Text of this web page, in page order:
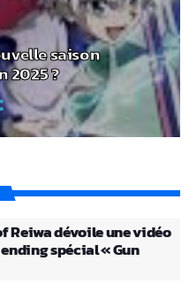
saison
2025 ?
Reiwa dévoile une vidéo
spécial « Gun